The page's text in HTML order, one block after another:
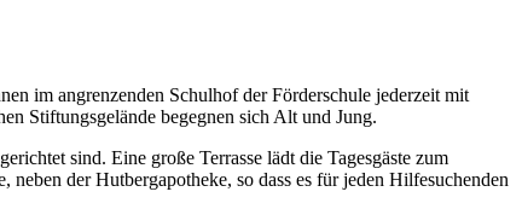
im angrenzenden Schulhof der Förderschule jederzeit mit
Stiftungsgelände begegnen sich Alt und Jung.
sind. Eine große Terrasse lädt die Tagesgäste zum
der Hutbergapotheke, so dass es für jeden Hilfesuchenden